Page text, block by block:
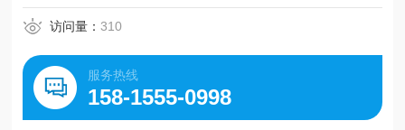
访问量：310
服务热线
158-1555-0998